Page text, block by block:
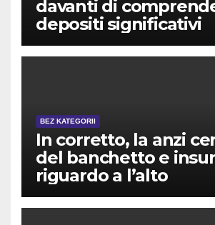
davanti di
depositi significativi
BEZ KATEGORII
In corretto, la anzi
del banchetto e
riguardo a l’alto